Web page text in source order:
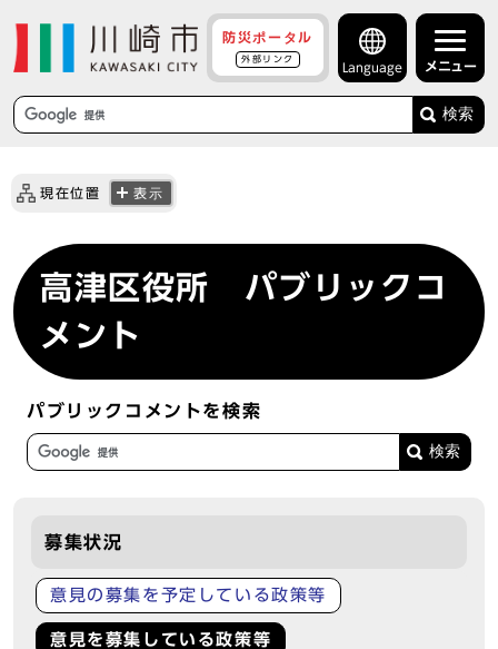
防災ポータル
外部リンク
Language メニュー
検索
現在位置 表示
高津区役所 パブリックコ
メント
パブリックコメントを検索
募集状況
意見の募集を予定している政策等
意見を募集している政策等